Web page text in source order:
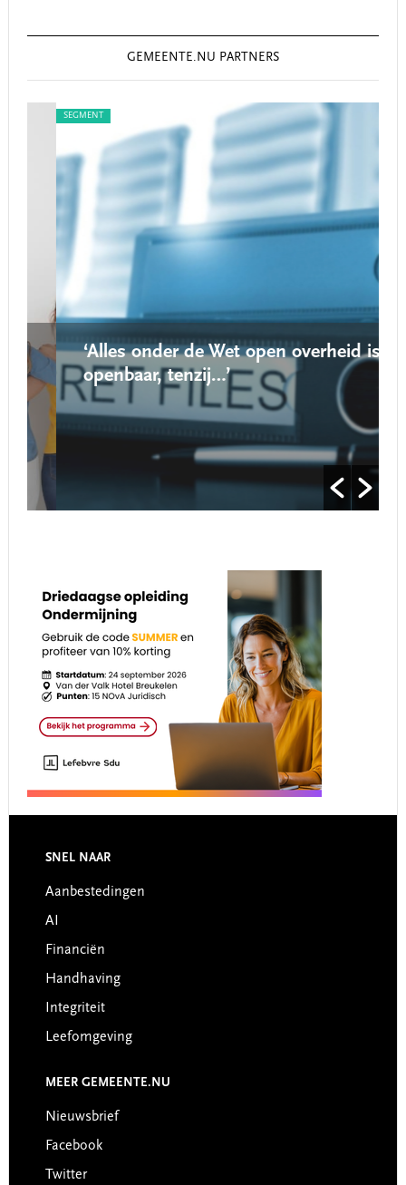
GEMEENTE.NU PARTNERS
SEGMENT
‘Alles onder de Wet open overheid is
openbaar, tenzij…’
Footer
SNEL NAAR
Aanbestedingen
AI
Financiën
Handhaving
Integriteit
Leefomgeving
MEER GEMEENTE.NU
Nieuwsbrief
Facebook
Twitter